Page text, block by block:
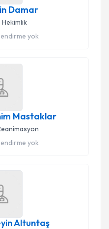
Damar
yok
Mastaklar
yok
Altuntaş